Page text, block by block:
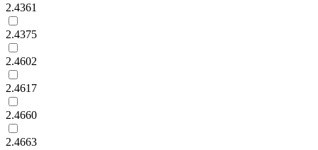
2.4361
2.4375
2.4602
2.4617
2.4660
2.4663